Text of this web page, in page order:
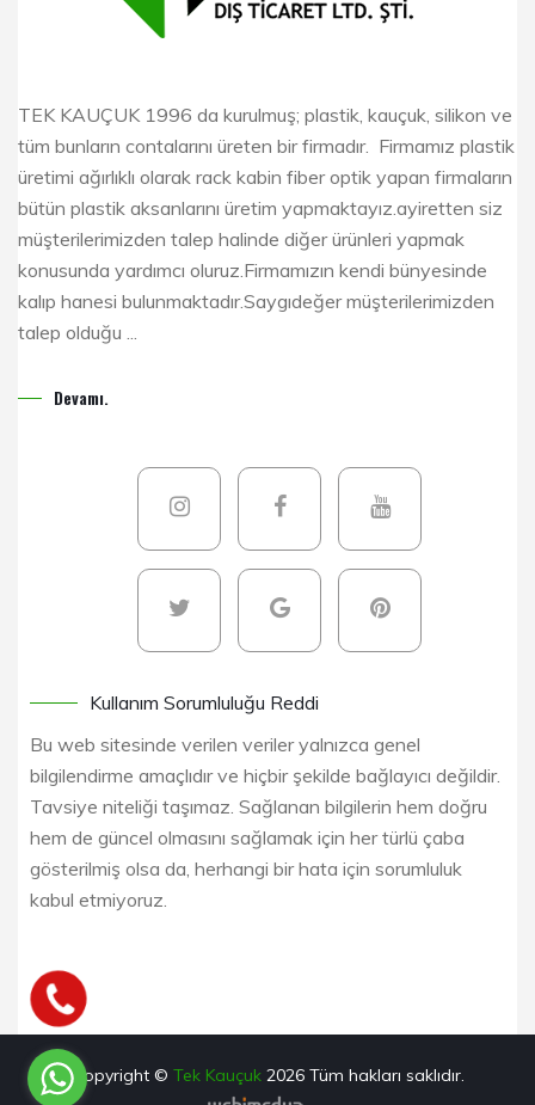
TEK KAUÇUK 1996 da kurulmuş; plastik, kauçuk, silikon ve
tüm bunların contalarını üreten bir firmadır. Firmamız plastik
üretimi ağırlıklı olarak rack kabin fiber optik yapan firmaların
bütün plastik aksanlarını üretim yapmaktayız.ayiretten siz
müşterilerimizden talep halinde diğer ürünleri yapmak
konusunda yardımcı oluruz.Firmamızın kendi bünyesinde
kalıp hanesi bulunmaktadır.Saygıdeğer müşterilerimizden
talep olduğu ...
Devamı.
Kullanım Sorumluluğu Reddi
Bu web sitesinde verilen veriler yalnızca genel
bilgilendirme amaçlıdır ve hiçbir şekilde bağlayıcı değildir.
Tavsiye niteliği taşımaz. Sağlanan bilgilerin hem doğru
hem de güncel olmasını sağlamak için her türlü çaba
gösterilmiş olsa da, herhangi bir hata için sorumluluk
kabul etmiyoruz.
Copyright © Tek Kauçuk 2026 Tüm hakları saklıdır.